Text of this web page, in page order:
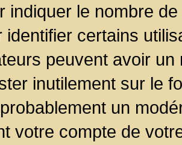
indiquer le nombre
identifier certains
peuvent avoir
inutilement sur le
un
votre compte de